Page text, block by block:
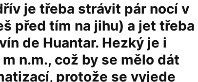
je třeba strávit pár nocí v
před tím na jihu) a jet třeba
de Huantar. Hezký je i
n.m., což by se mělo dát
protože se vyjede